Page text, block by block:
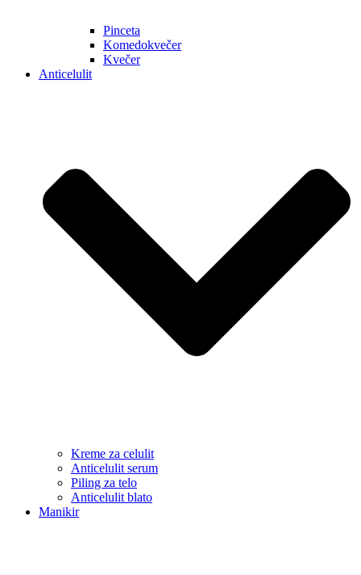
Pinceta
Komedokvečer
Kvečer
Anticelulit
Kreme za celulit
Anticelulit serum
Piling za telo
Anticelulit blato
Manikir